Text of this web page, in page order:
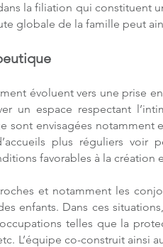
la filiation qui
globale de la famille peut
évoluent vers une prise
un espace respectant
sont envisagées notamment
plus réguliers voir
favorables à la création
et notamment les
enfants. Dans ces
telles que la
L’équipe co-construit ainsi